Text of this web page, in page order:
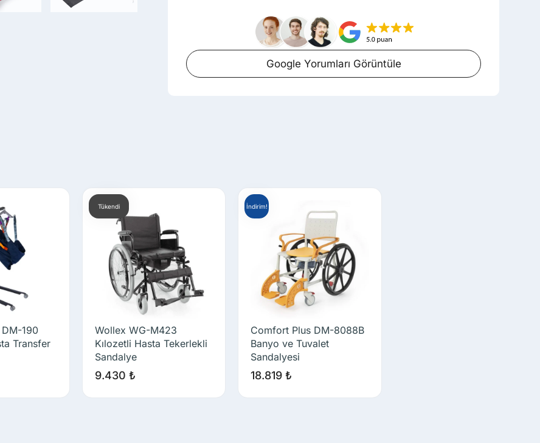
Google Yorumları Görüntüle
190
Transfer
Wollex WG-M423
Kılozetli Hasta Tekerlekli
Sandalye
9.430 ₺
Tükendi
Comfort Plus DM-8088B
Banyo ve Tuvalet
Sandalyesi
18.819₺
İndirim!